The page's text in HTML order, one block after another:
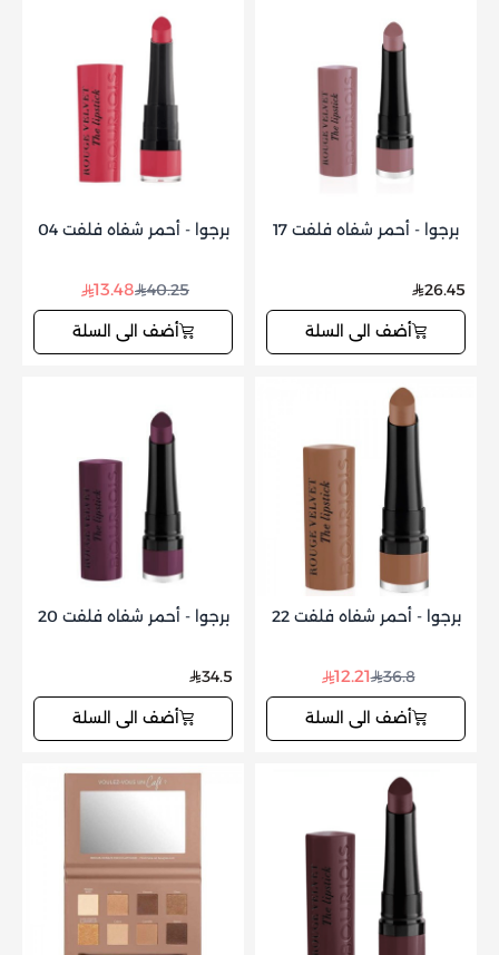
برجوا - أحمر شفاه فلفت 17
26.45
أضف الى السلة
برجوا - أحمر شفاه فلفت 04
40.25
13.48
أضف الى السلة
برجوا - أحمر شفاه فلفت 22
36.8
12.21
أضف الى السلة
برجوا - أحمر شفاه فلفت 20
34.5
أضف الى السلة